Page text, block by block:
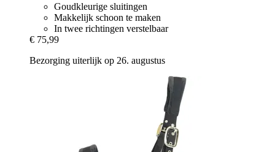
Goudkleurige sluitingen
Makkelijk schoon te maken
In twee richtingen verstelbaar
€ 75,99
Bezorging uiterlijk op 26. augustus